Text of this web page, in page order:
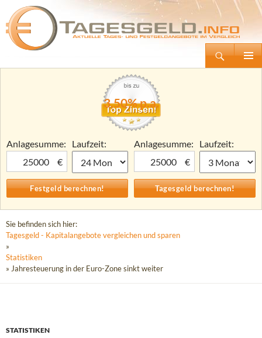
Tagesgeld.info – Tagesgeldkonten vergleichen und Tagesgeld-Zinsen berechnen
Zum
3,50% p.a.
Anlagesumme:
€
Laufzeit:
Anlagesumme:
€
Laufzeit:
Sie befinden sich hier:
Tagesgeld - Kapitalangebote vergleichen und sparen
»
Statistiken
» Jahresteuerung in der Euro-Zone sinkt weiter
STATISTIKEN